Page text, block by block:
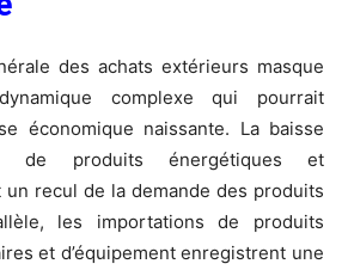
des achats extérieurs masque
complexe qui pourrait
économique naissante. La baisse
de produits énergétiques et
recul de la demande des produits
les importations de produits
et d’équipement enregistrent une